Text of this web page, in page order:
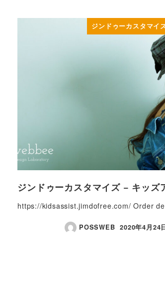
ジンドゥーカスタマイ
ジンドゥーカスタマイズ − キッズ
https://kidsassist.jimdofree.com/ Order
POSSWEB 2020年4月24